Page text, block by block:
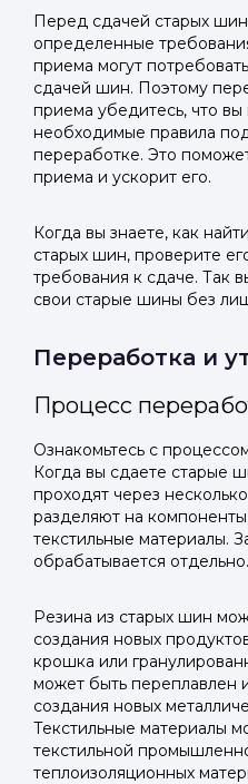
Перед сдачей старых
определенные
приема могут
сдачей шин. Поэтому
приема убедитесь, что
необходимые правила
переработке. Это
приема и ускорит его.
Когда вы знаете, как
старых шин, проверите
требования к сдаче. Так
свои старые шины без
Переработка и
Процесс
Ознакомьтесь с
Когда вы сдаете старые
проходят через
разделяют на
текстильные материалы.
обрабатывается отдельно.
Резина из старых шин
создания новых
крошка или
может быть переплавлен
создания новых
Текстильные материалы
текстильной
теплоизоляционных